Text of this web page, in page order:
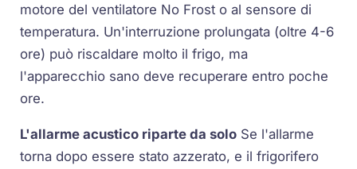
motore del ventilatore No Frost o al sensore di
temperatura. Un'interruzione prolungata (oltre 4-6
ore) può riscaldare molto il frigo, ma
l'apparecchio sano deve recuperare entro poche
ore.
L'allarme acustico riparte da solo Se l'allarme
torna dopo essere stato azzerato, e il frigorifero